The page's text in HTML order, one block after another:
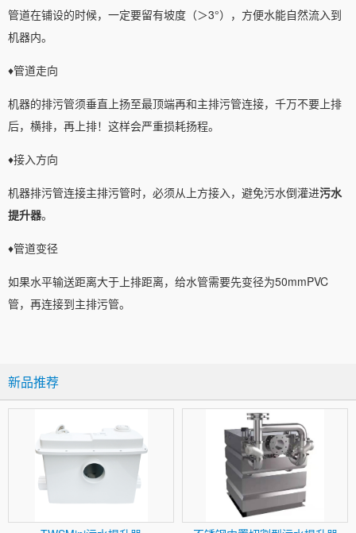
管道在铺设的时候，一定要留有坡度（＞3°），方便水能自然流入到
机器内。
♦️管道走向
机器的排污管须垂直上扬至最顶端再和主排污管连接，千万不要上排
后，横排，再上排！这样会严重损耗扬程。
♦️接入方向
机器排污管连接主排污管时，必须从上方接入，避免污水倒灌进污水
提升器。
♦️管道变径
如果水平输送距离大于上排距离，给水管需要先变径为50mmPVC
管，再连接到主排污管。
新品推荐